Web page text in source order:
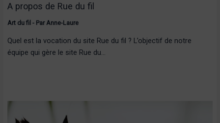
A propos de Rue du fil
Art du fil - Par Anne-Laure
Quel est la vocation du site Rue du fil ? L’objectif de notre
équipe qui gère le site Rue du…